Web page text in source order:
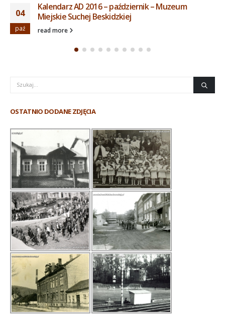
04
paź
Kalendarz AD 2016 – październik – Muzeum
Miejskie Suchej Beskidzkiej
read more
OSTATNIO DODANE ZDJĘCIA